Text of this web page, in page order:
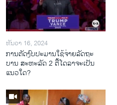
ທັນວາ 16, 2024
ການ​ຕັດ​ງົບ​ປະ​ມານ​ໃຊ້​ຈ່າຍ​ລັດ​ຖະ​
ບານ ສະ​ຫະ​ລັດ 2 ຕື້​ໂດ​ລາ​ຈະ​ເປັນ​
ແນວ​ໃດ?